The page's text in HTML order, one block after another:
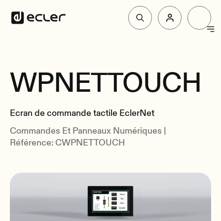
Solutions
Pourquoi Ecler
Vue d'Ensemble
WPNETTOUCH
Ecran de commande tactile EclerNet
Commandes Et Panneaux Numériques |
Référence: CWPNETTOUCH